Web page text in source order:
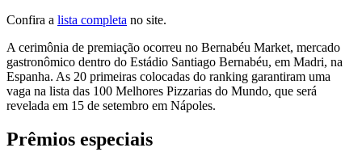
Confira a lista completa no site.
A cerimônia de premiação ocorreu no Bernabéu Market, mercado
gastronômico dentro do Estádio Santiago Bernabéu, em Madri, na
Espanha. As 20 primeiras colocadas do ranking garantiram uma
vaga na lista das 100 Melhores Pizzarias do Mundo, que será
revelada em 15 de setembro em Nápoles.
Prêmios especiais